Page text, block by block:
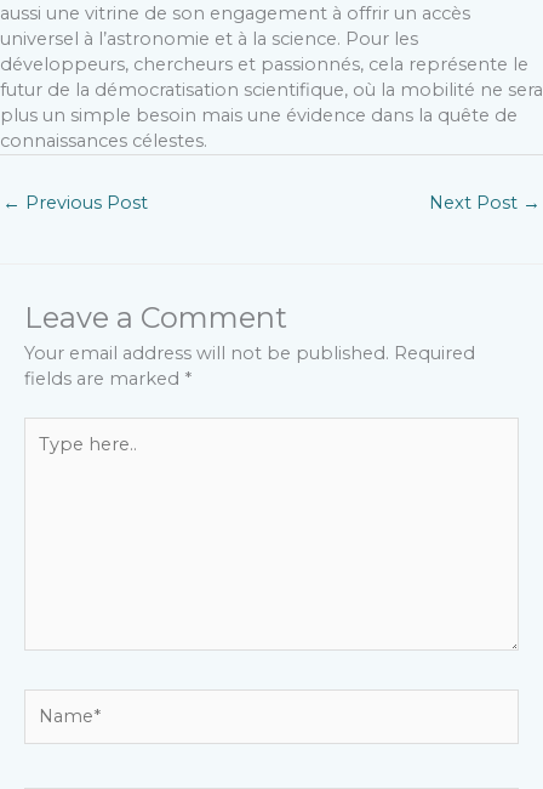
aussi une vitrine de son engagement à offrir un accès
universel à l’astronomie et à la science. Pour les
développeurs, chercheurs et passionnés, cela représente le
futur de la démocratisation scientifique, où la mobilité ne sera
plus un simple besoin mais une évidence dans la quête de
connaissances célestes.
← Previous Post Next Post →
Leave a Comment
Your email address will not be published. Required
fields are marked *
here..